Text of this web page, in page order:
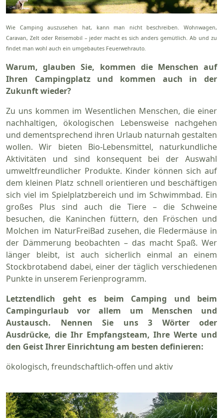
Wie Camping auszusehen hat, kann man nicht beschreiben. Wohnwagen,
Caravan, Zelt oder Reisemobil – jeder macht es sich anders gemütlich. Ab und zu
findet man wohl auch ein umgebautes Feuerwehrauto.
Warum, glauben Sie, kommen die Menschen auf
Ihren Campingplatz und kommen auch in der
Zukunft wieder?
Zu uns kommen im Wesentlichen Menschen, die einer
nachhaltigen, ökologischen Lebensweise nachgehen
und dementsprechend ihren Urlaub naturnah gestalten
wollen. Wir bieten Bio-Lebensmittel, naturkundliche
Aktivitäten und sind konsequent bei der Auswahl
umweltfreundlicher Produkte. Kinder können sich auf
dem kleinen Platz schnell orientieren und beschäftigen
sich viel im Spielplatzbereich und im Schwimmbad. Ein
großes Plus sind auch die Tiere – die Schweine
besuchen, die Kaninchen füttern, den Fröschen und
Molchen im NaturFreiBad zusehen, die Fledermäuse in
der Dämmerung beobachten – das macht Spaß. Wer
länger bleibt, ist auch sicherlich einmal an einem
Stockbrotabend dabei, einer der täglich verschiedenen
Punkte in unserem Ferienprogramm.
Letztendlich geht es beim Camping und beim
Campingurlaub vor allem um Menschen und
Austausch. Nennen Sie uns 3 Wörter oder
Ausdrücke, die Ihr Empfangsteam, Ihre Werte und
den Geist Ihrer Einrichtung am besten definieren:
ökologisch, freundschaftlich-offen und aktiv